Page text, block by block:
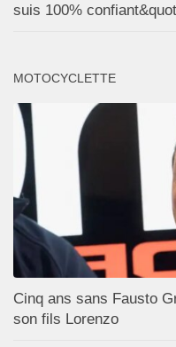
suis 100%
MOTOCYCLETTE
Cinq ans sans Fausto
son fils Lorenzo